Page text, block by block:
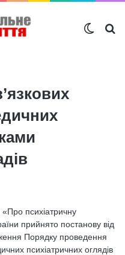
психіатричну
прийнято постанову від
Порядку проведення
психіатричних оглядів